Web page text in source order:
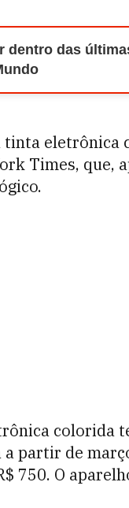
dentro das
Times, que,
colorida
partir de
750. O